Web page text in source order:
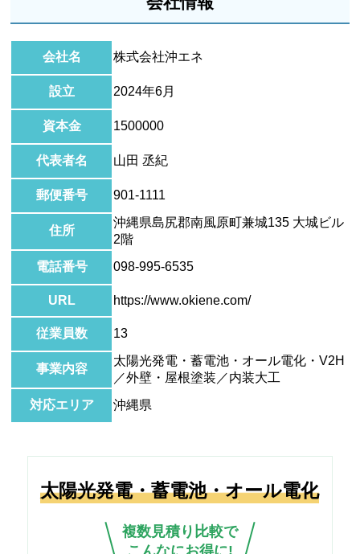
会社名 株式会社沖エネ
設立 2024年6月
資本金 1500000
代表者名 山田 丞紀
郵便番号 901-1111
住所
沖縄県島尻郡南風原町兼城135 大城ビル
2階
電話番号
098-995-6535
URL https://www.okiene.com/
従業員数 13
事業内容
太陽光発電・蓄電池・オール電化・V2H
／外壁・屋根塗装／内装大工
対応エリア
沖縄県
太陽光発電・蓄電池・オール電化
複数見積り比較で
こんなにお得に!